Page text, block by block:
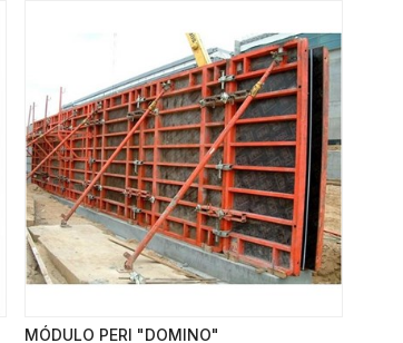
MÓDULO PERI "DOMINO"